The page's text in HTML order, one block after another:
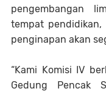
pengembangan
tempat
penginapan akan
“Kami Komisi IV
Gedung Pencak